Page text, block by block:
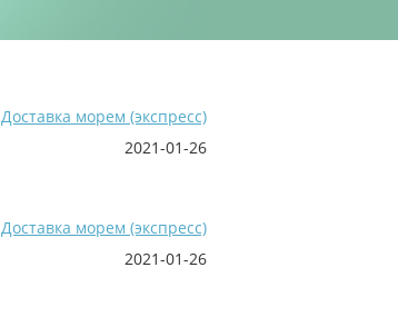
Доставка морем (экспресс)
2021-01-26
Доставка морем (экспресс)
2021-01-26